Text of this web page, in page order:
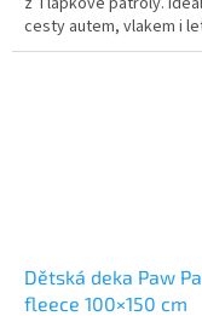
cesty autem, vlakem i
Prohlédněte si další
Dětská deka Paw
fleece 100×150 cm